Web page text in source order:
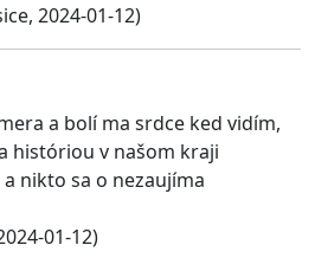
2024-01-12)
a bolí ma srdce ked vidím,
históriou v našom kraji
nikto sa o nezaujíma
01-12)